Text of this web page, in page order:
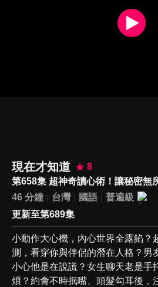
現在才知道
8
第658集 超神奇讀心術！讓秘密無
46 分鐘
台灣 國語
普遍級
更新至第689集
小動作大心機，內心世界全露餡？
測，看穿你與伴侶的潛在人格？男
小心他是在說謊？女生聊天老是手
煩？約會不時抿嘴、頭髮勾耳後，